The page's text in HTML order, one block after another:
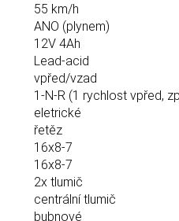
55 km/h
ANO (plynem)
12V 4Ah
Lead-acid
vpřed/vzad
1-N-R (1 rychlost vpřed,
eletrické
řetěz
16x8-7
16x8-7
2x tlumič
centrální tlumič
bubnové